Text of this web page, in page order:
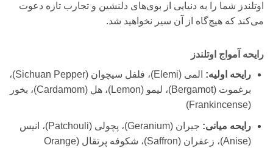
اوتلندز شما را به دنیایی از بوی‌های دلنشین و تجارب تازه دعوت
می‌کند که هیچ‌گاه از آن سیر نخواهید شد.
رایحه آمواج اوتلندز
رایحه اولیه:
المی (Elemi)، فلفل سیچوان (Sichuan Pepper)،
برغموت (Bergamot)، لیمو (Lemon)، هل (Cardamom)، بخور
(Frankincense)
رایحه میانی:
جیران (Geranium)، پچولی (Patchouli)، انیس
(Anise)، زعفران (Saffron)، شکوفه پرتقال (Orange